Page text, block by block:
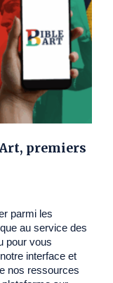
premiers
parmi les
au service des
pour vous
interface et
nos ressources